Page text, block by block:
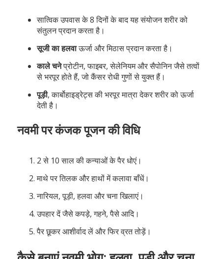
सात्विक उपवास के 8 दिनों के बाद यह संयोजन शरीर को
संतुलन प्रदान करता है।
सूजी का हलवाऊर्जा और मिठास प्रदान करता है।
काले चनेप्रोटीन, फाइबर, सेलेनियम और सैपोनिन जैसे तत्वों
से भरपूर होते हैं, जो कैंसर रोधी गुणों से युक्त हैं।
पूड़ी, कार्बोहाइड्रेट्स की भरपूर मात्रा देकर शरीर को ऊर्जा
देती है।
नवमी पर कंजक पूजन की विधि
2 से 10 साल की कन्याओं के पैर धोएं।
माथे पर तिलक और हाथों में कलावा बाँधें।
नारियल, पूड़ी, हलवा और चना खिलाएं।
उपहार दें जैसे कपड़े, गहने, पैसे आदि।
पैर छूकर आशीर्वाद लें और फिर व्रत तोड़ें।